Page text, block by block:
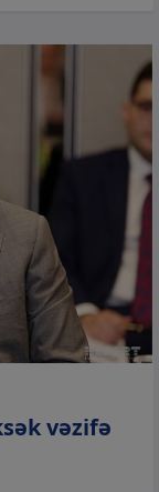
vəzifə